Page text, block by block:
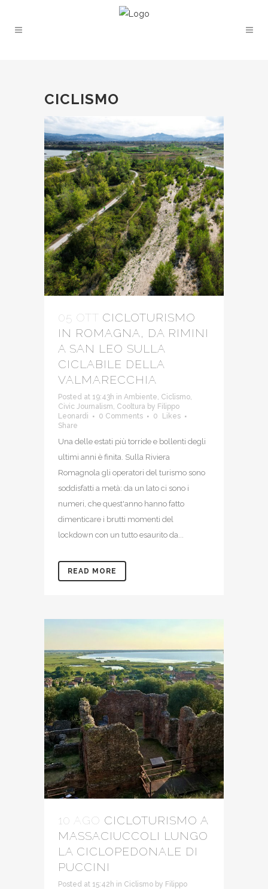
CICLISMO
05 OTT CICLOTURISMO
IN ROMAGNA, DA RIMINI
A SAN LEO SULLA
CICLABILE DELLA
VALMARECCHIA
Posted at 19:43h in Ambiente, Ciclismo,
Civic Journalism, Cooltura by Filippo
Leonardi
0 Comments 0
Likes
Share
Una delle estati più torride e bollenti degli
ultimi anni è finita. Sulla Riviera
Romagnola gli operatori del turismo sono
soddisfatti a metà: da un lato ci sono i
numeri, che quest'anno hanno fatto
dimenticare i brutti momenti del
lockdown con un tutto esaurito da...
READ MORE
10 AGO CICLOTURISMO A
MASSACIUCCOLI LUNGO
LA CICLOPEDONALE DI
PUCCINI
Posted at 15:42h in Ciclismo by Filippo